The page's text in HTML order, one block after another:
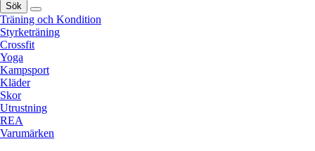
Sök
Träning och Kondition
Styrketräning
Crossfit
Yoga
Kampsport
Kläder
Skor
Utrustning
REA
Varumärken